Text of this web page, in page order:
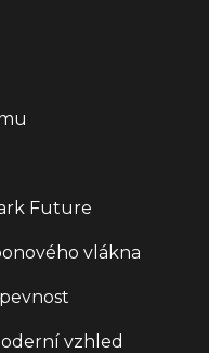
Future
vlákna
vzhled